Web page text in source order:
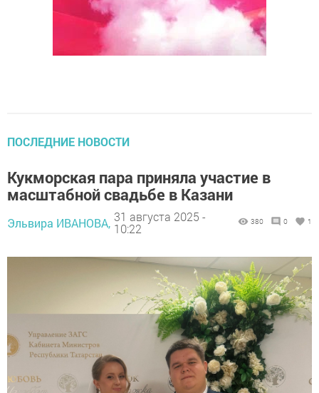
ПОСЛЕДНИЕ НОВОСТИ
Кукморская пара приняла участие в
масштабной свадьбе в Казани
Эльвира ИВАНОВА, 31 августа 2025 -
10:22
380 0 1